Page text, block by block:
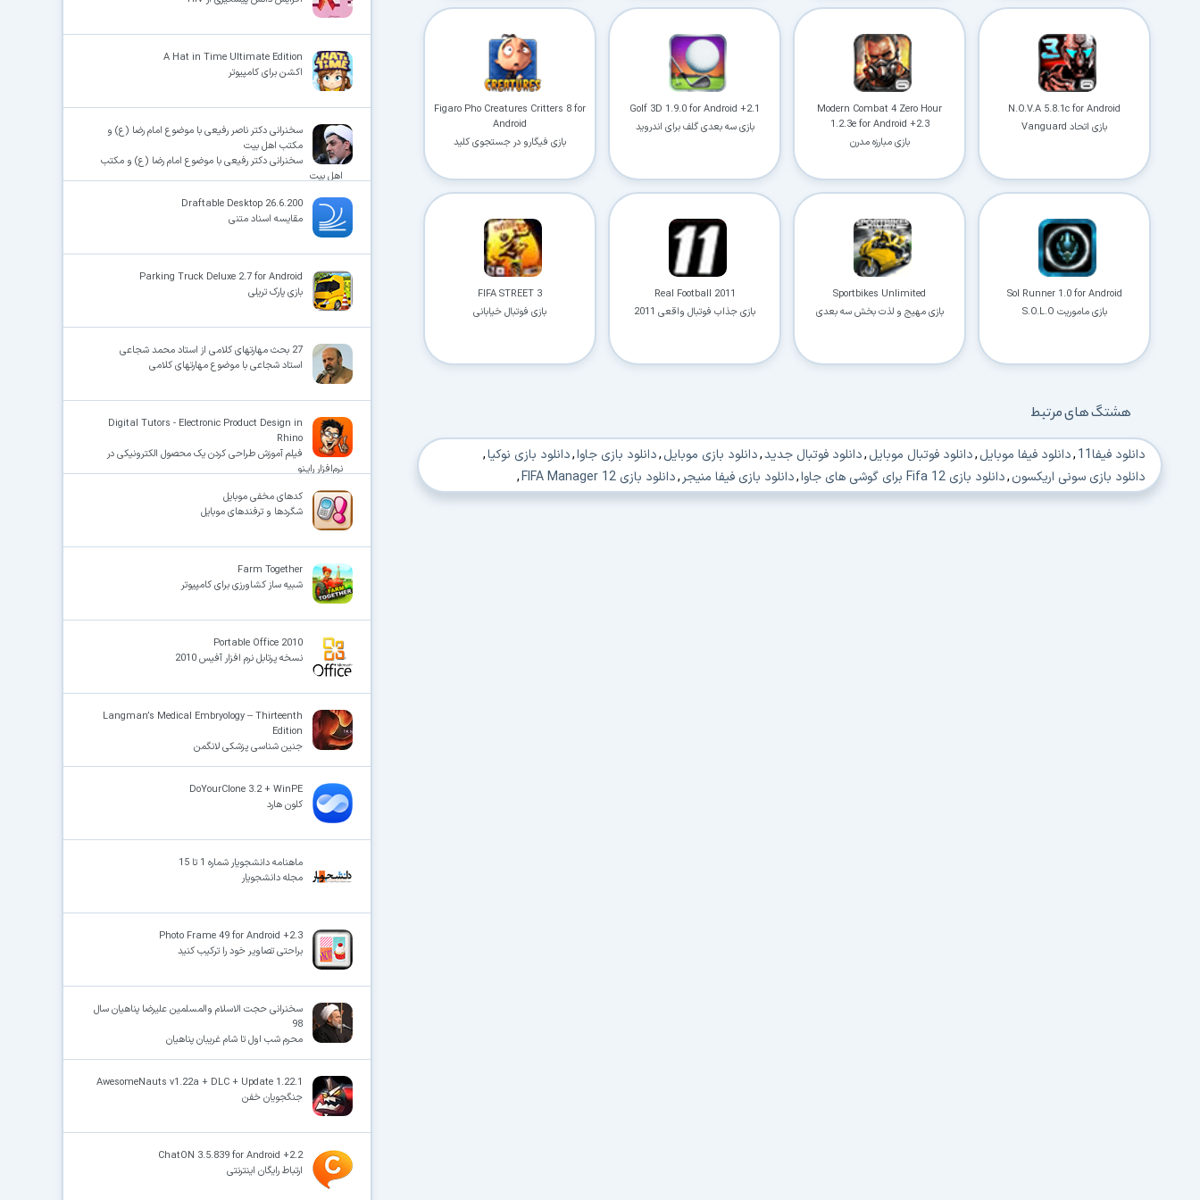
N.O.V.A 5.8.1c for Android
بازی اتحاد Vanguard
Modern Combat 4 Zero Hour
1.2.3e for Android +2.3
بازی مبارزه مدرن
Golf 3D 1.9.0 for Android +2.1
بازی سه بعدی گلف برای اندروید
Figaro Pho Creatures Critters 8 for
Android
بازی فیگارو در جستجوی کلید
Sol Runner 1.0 for Android
بازی ماموریت S.O.L.O
Sportbikes Unlimited
بازی مهیج و لذت بخش سه بعدی
Real Football 2011
بازی جذاب فوتبال واقعی 2011
FIFA STREET 3
بازی فوتبال خیابانی
هشتگ های مرتبط
دانلود فیفا11 ,دانلود فیفا موبایل,دانلود فوتبال موبایل,دانلود فوتبال جدید,دانلود بازی موبایل,دانلود بازی جاوا,دانلود بازی نوکیا,
دانلود بازی سونی اریکسون,دانلود بازی Fifa 12 برای گوشی های جاوا ,دانلود بازی فیفا منیجر ,دانلود بازی FIFA Manager 12 ,
A Hat in Time Ultimate Edition
اکشن برای کامپیوتر
سخنرانی دکتر ناصر رفیعی با موضوع امام رضا (ع) و
مکتب اهل بیت
سخنرانی دکتر رفیعی با موضوع امام رضا (ع) و مکتب
اهل بیت
Draftable Desktop 26.6.200
مقایسه اسناد متنی
Parking Truck Deluxe 2.7 for Android
بازی پارک تریلی
27 بحث مهارتهای کلامی از استاد محمد شجاعی
استاد شجاعی با موضوع مهارتهای کلامی
Digital Tutors - Electronic Product Design in
Rhino
فیلم آموزش طراحی کردن یک محصول الکترونیکی در
نرم‌افزار رایـنو
کدهای مخفی موبایل
شگردها و ترفندهای موبایل
Farm Together
شبیه ساز کشاورزی برای کامپیوتر
Portable Office 2010
نسخه پرتابل نرم افزار آفیس 2010
Langman’s Medical Embryology – Thirteenth
Edition
جنین شناسی پزشکی لانگمن
DoYourClone 3.2 + WinPE
کلون هارد
ماهنامه دانشجویار شماره 1 تا 15
مجله دانشجویار
Photo Frame 49 for Android +2.3
براحتی تصاویر خود را ترکیب کنید
سخنرانی حجت الاسلام والمسلمین علیرضا پناهیان سال
98
محرم شب اول تا شام غریبان پناهیان
AwesomeNauts v1.22a + DLC + Update 1.22.1
جنگجویان خفن
ChatON 3.5.839 for Android +2.2
ارتباط رایگان اینترنتی
کاربردی
دانلود فوری و بی‌معطلی:حذف کامل صف و زمان انتظار برای تمام فایل‌ها
حداکثر سرعت پهنای باند:استفاده از تمام سرعت اینترنت با ۳۲ کانکشن
ثبات دانلود (Resume): ادامه دانلود پس از قطع اینترنت و دانلود موازی چند فایل
✓ آرشیو کامل نسخه‌ها: دسترسی به تمام نسخه‌های قدیمی نرم‌افزارها
⚡ ارتقا به حساب VIP و دانلود فوری
فقط کمتر از روزی ۱,۰۰۰ تومان
قبلاً عضو شدم — ورود به حساب کاربری